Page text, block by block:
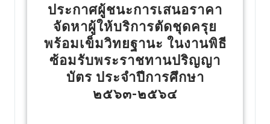
ประกาศผู้ชนะการเสนอราคา
จัดหาผู้ให้บริการตัดชุดครุย
พร้อมเข็มวิทยฐานะ ในงานพิธี
ซ้อมรับพระราชทานปริญญา
บัตร ประจำปีการศึกษา
๒๕๖๓-๒๕๖๔